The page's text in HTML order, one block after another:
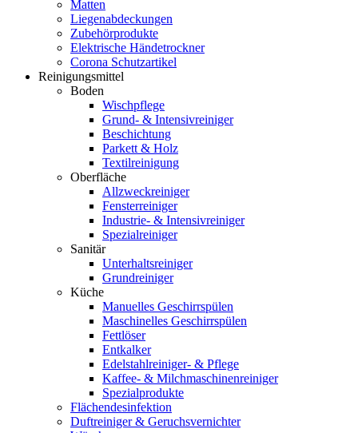
Matten
Liegenabdeckungen
Zubehörprodukte
Elektrische Händetrockner
Corona Schutzartikel
Reinigungsmittel
Boden
Wischpflege
Grund- & Intensivreiniger
Beschichtung
Parkett & Holz
Textilreinigung
Oberfläche
Allzweckreiniger
Fensterreiniger
Industrie- & Intensivreiniger
Spezialreiniger
Sanitär
Unterhaltsreiniger
Grundreiniger
Küche
Manuelles Geschirrspülen
Maschinelles Geschirrspülen
Fettlöser
Entkalker
Edelstahlreiniger- & Pflege
Kaffee- & Milchmaschinenreiniger
Spezialprodukte
Flächendesinfektion
Duftreiniger & Geruchsvernichter